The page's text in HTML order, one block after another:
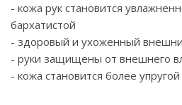
- кожа рук становится
бархатистой
- здоровый и ухоженный
- руки защищены от внешнего
- кожа становится более